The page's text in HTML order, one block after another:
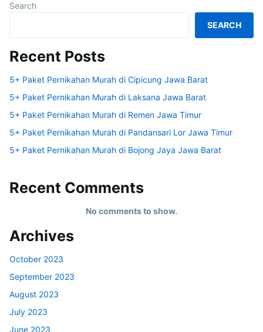
Search
SEARCH
Recent Posts
5+ Paket Pernikahan Murah di Cipicung Jawa Barat
5+ Paket Pernikahan Murah di Laksana Jawa Barat
5+ Paket Pernikahan Murah di Remen Jawa Timur
5+ Paket Pernikahan Murah di Pandansari Lor Jawa Timur
5+ Paket Pernikahan Murah di Bojong Jaya Jawa Barat
Recent Comments
No comments to show.
Archives
October 2023
September 2023
August 2023
July 2023
June 2023